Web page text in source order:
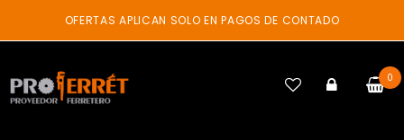
content
OFERTAS APLICAN SOLO EN PAGOS DE CONTADO
0